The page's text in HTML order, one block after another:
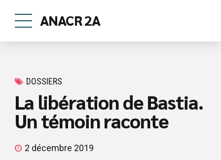
ANACR 2A
DOSSIERS
La libération de Bastia.
Un témoin raconte
2 décembre 2019